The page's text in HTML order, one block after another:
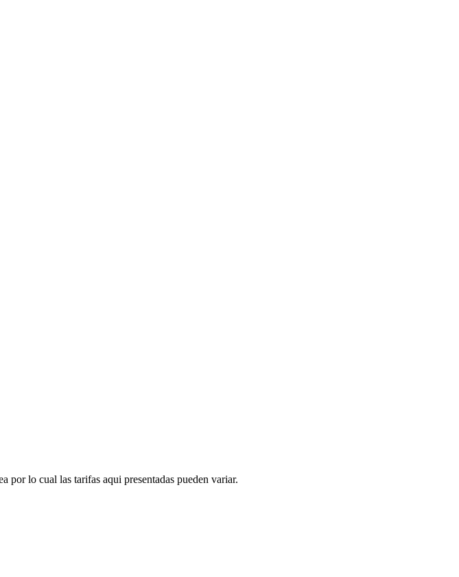
por lo cual las tarifas aqui presentadas pueden variar.